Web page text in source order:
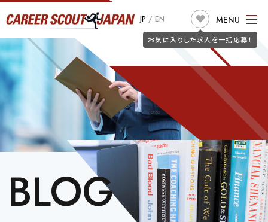
JP / EN
お気に入りした求人を一括応募！
MENU
TOP
JOB SEARCH
CONSULTANTS
JOB SEEKERS
CLIENT
ABOUT US
JOIN CSJ
BLOG
詐欺警告
求人検索
JOB SEARCH
こだわり条件で探す フリーワードで探す
職種
勤務地
BLOG